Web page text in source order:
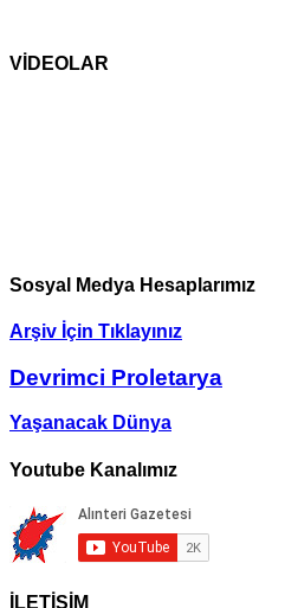
VİDEOLAR
Sosyal Medya Hesaplarımız
Arşiv İçin Tıklayınız
Devrimci Proletarya
Yaşanacak Dünya
Youtube Kanalımız
İLETİŞİM